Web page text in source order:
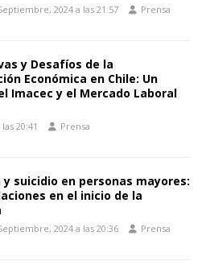
2024 a las 21:57 Prensa
y Desafíos de la
Económica en Chile: Un
Imacec y el Mercado Laboral
20:41 Prensa
y suicidio en personas mayores:
en el inicio de la
2024 a las 20:36 Prensa